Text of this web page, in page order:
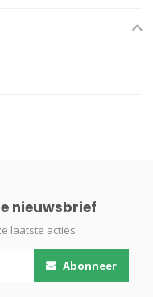
nieuwsbrief
laatste acties
Abonneer